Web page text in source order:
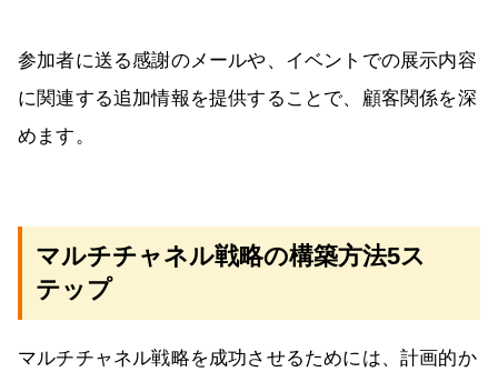
参加者に送る感謝のメールや、イベントでの展示内容
に関連する追加情報を提供することで、顧客関係を深
めます。
マルチチャネル戦略の構築方法5ス
テップ
マルチチャネル戦略を成功させるためには、計画的か